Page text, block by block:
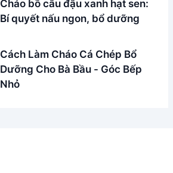
Cháo bồ câu đậu xanh hạt sen:
Bí quyết nấu ngon, bổ dưỡng
Cách Làm Cháo Cá Chép Bổ
Dưỡng Cho Bà Bầu - Góc Bếp
Nhỏ